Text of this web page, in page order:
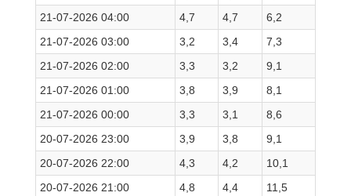
21-07-2026 04:00
4,7 4,7
6,2
21-07-2026 03:00
3,2 3,4
7,3
21-07-2026 02:00
3,3 3,2
9,1
21-07-2026 01:00
3,8 3,9
8,1
21-07-2026 00:00
3,3 3,1
8,6
20-07-2026 23:00
3,9 3,8
9,1
20-07-2026 22:00
4,3 4,2
10,1
20-07-2026 21:00
4,8 4,4
11,5